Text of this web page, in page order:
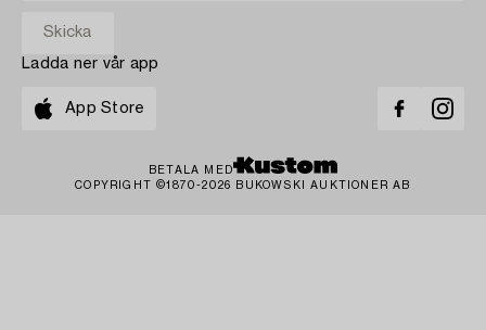
Ladda ner vår app
App Store
BETALA MED
COPYRIGHT ©1870-2026 BUKOWSKI AUKTIONER AB